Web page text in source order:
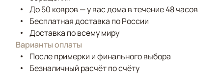
До 50 ковров — у вас дома в течение 48 часов
Бесплатная доставка по России
Доставка по всему миру
Варианты оплаты
После примерки и финального выбора
Безналичный расчёт по счёту